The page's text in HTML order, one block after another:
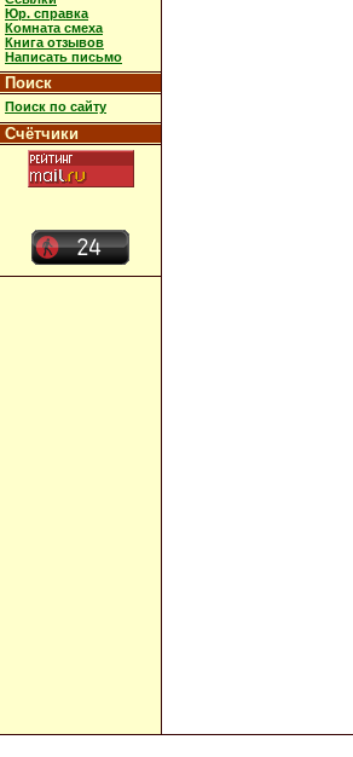
Юр. справка
Комната смеха
Книга отзывов
Написать письмо
Поиск
Поиск по сайту
Счётчики